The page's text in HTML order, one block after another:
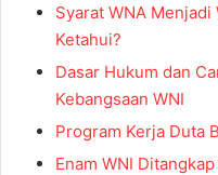
Syarat WNA Menjadi
Ketahui?
Dasar Hukum dan
Kebangsaan WNI
Program Kerja Duta
Enam WNI